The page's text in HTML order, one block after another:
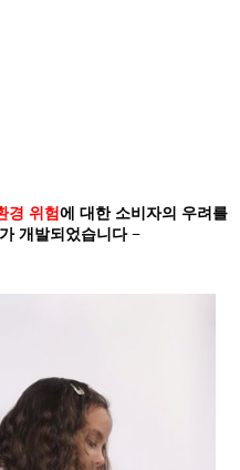
경 위험에 대한 소비자의 우려를
개발되었습니다 −